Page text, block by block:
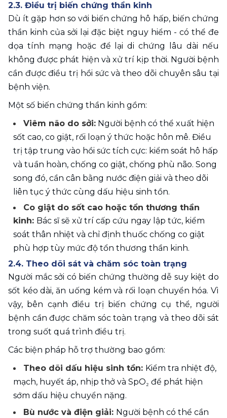
2.3. Điều trị biến chứng thần kinh
Dù ít gặp hơn so với biến chứng hô hấp, biến chứng
thần kinh của sởi lại đặc biệt nguy hiểm - có thể đe
dọa tính mạng hoặc để lại di chứng lâu dài nếu
không được phát hiện và xử trí kịp thời. Người bệnh
cần được điều trị hồi sức và theo dõi chuyên sâu tại
bệnh viện.
Một số biến chứng thần kinh gồm:
Viêm não do sởi: Người bệnh có thể xuất hiện
sốt cao, co giật, rối loạn ý thức hoặc hôn mê. Điều
trị tập trung vào hồi sức tích cực: kiểm soát hô hấp
và tuần hoàn, chống co giật, chống phù não. Song
song đó, cần cân bằng nước điện giải và theo dõi
liên tục ý thức cùng dấu hiệu sinh tồn.
Co giật do sốt cao hoặc tổn thương thần
kinh: Bác sĩ sẽ xử trí cấp cứu ngay lập tức, kiểm
soát thân nhiệt và chỉ định thuốc chống co giật
phù hợp tùy mức độ tổn thương thần kinh.
2.4. Theo dõi sát và chăm sóc toàn trạng
Người mắc sởi có biến chứng thường dễ suy kiệt do
sốt kéo dài, ăn uống kém và rối loạn chuyển hóa. Vì
vậy, bên cạnh điều trị biến chứng cụ thể, người
bệnh cần được chăm sóc toàn trạng và theo dõi sát
trong suốt quá trình điều trị.
Các biện pháp hỗ trợ thường bao gồm:
Theo dõi dấu hiệu sinh tồn: Kiểm tra nhiệt độ,
mạch, huyết áp, nhịp thở và SpO₂ để phát hiện
sớm dấu hiệu chuyển nặng.
Bù nước và điện giải: Người bệnh có thể cần